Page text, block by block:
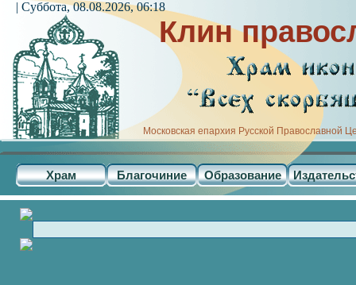
Клин
Московская епархия Русской Православной
Храм Благочиние Образование
| Суббота, 08.08.2026, 06:18